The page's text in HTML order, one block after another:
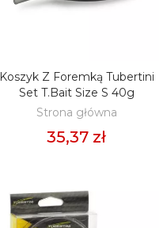
DODAJ DO KOSZYKA
Koszyk Z Foremką Tubertini
Set T.Bait Size S 40g
Strona główna
35,37 zł